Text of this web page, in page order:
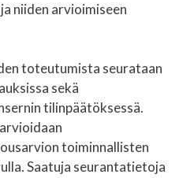
niiden arvioimiseen
toteutumista seurataan
sekä
tilinpäätöksessä.
toiminnallisten
Saatuja seurantatietoja